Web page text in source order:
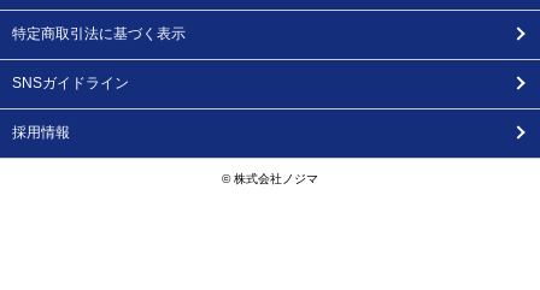
特定商取引法に基づく表示
SNSガイドライン
採用情報
© 株式会社ノジマ